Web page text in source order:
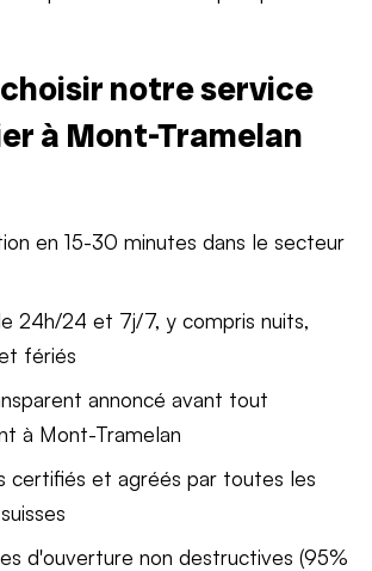
notre service
à Mont-Tramelan
en 15-30 minutes dans le secteur
24h/24 et 7j/7, y compris nuits,
fériés
annoncé avant tout
à Mont-Tramelan
certifiés et agréés par toutes les
d'ouverture non destructives (95%